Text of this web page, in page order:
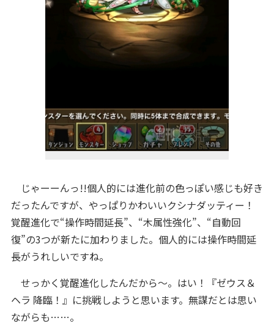
じゃーーんっ!!個人的には進化前の色っぽい感じも好き
だったんですが、やっぱりかわいいクシナダッティー！
覚醒進化で“操作時間延長”、“木属性強化”、“自動回
復”の3つが新たに加わりました。個人的には操作時間延
長がうれしいですね。
せっかく覚醒進化したんだから〜。はい！『ゼウス＆
ヘラ 降臨！』に挑戦しようと思います。無謀だとは思い
ながらも……。